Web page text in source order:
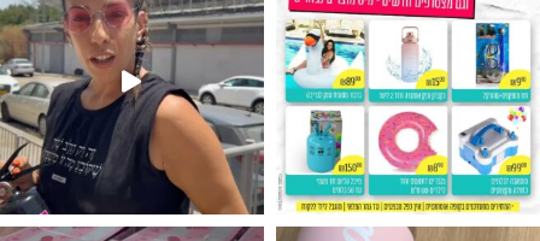
מטף לגילוי מין העובר חזר למלא